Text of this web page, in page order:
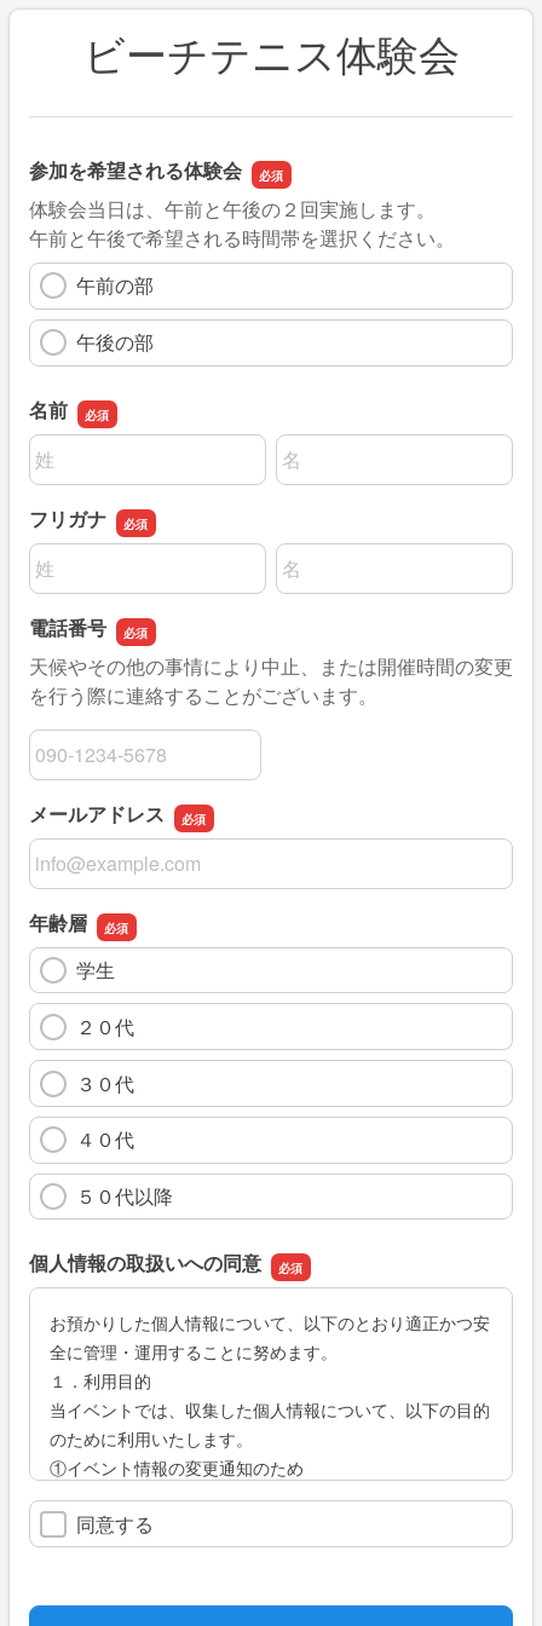
ビーチテニス体験会
参加を希望される体験会
体験会当日は、午前と午後の２回実施します。
午前と午後で希望される時間帯を選択ください。
午前の部
午後の部
名前
名前の姓
名前の名
フリガナ
名前の姓
名前の名
電話番号
天候やその他の事情により中止、または開催時間の変更
を行う際に連絡することがございます。
電話番号
メールアドレス
メールアドレス
年齢層
学生
２０代
３０代
４０代
５０代以降
個人情報の取扱いへの同意
お預かりした個人情報について、以下のとおり適正かつ安
全に管理・運用することに努めます。
１．利用目的
当イベントでは、収集した個人情報について、以下の目的
のために利用いたします。
①イベント情報の変更通知のため
②イベントの案内のため
③お問い合わせへの回答のため
同意する